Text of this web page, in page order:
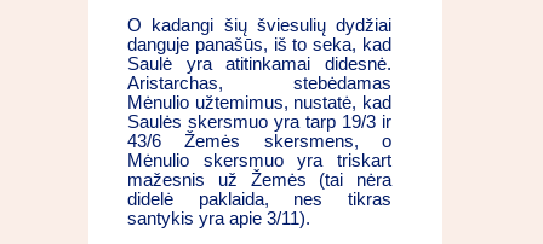
O kadangi šių šviesulių dydžiai
danguje panašūs, iš to seka, kad
Saulė yra atitinkamai didesnė.
Aristarchas, stebėdamas
Mėnulio užtemimus, nustatė, kad
Saulės skersmuo yra tarp 19/3 ir
43/6 Žemės skersmens, o
Mėnulio skersmuo yra triskart
mažesnis už Žemės (tai nėra
didelė paklaida, nes tikras
santykis yra apie 3/11).